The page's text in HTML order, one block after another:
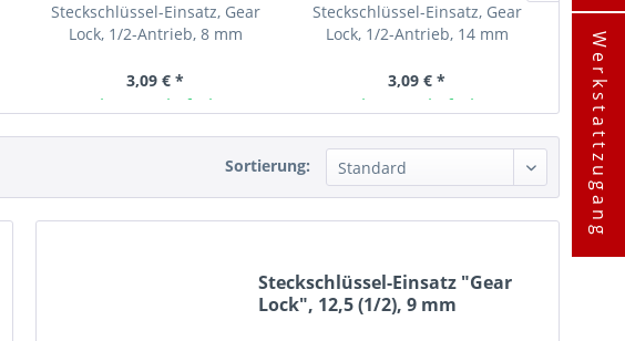
Steckschlüssel-Einsatz, Gear
Lock, 1/2-Antrieb, 8 mm
3,09 € *
Ab Lager lieferbar
Steckschlüssel-Einsatz, Gear
Lock, 1/2-Antrieb, 14 mm
3,09 € *
Ab Lager lieferbar
Sortierung:
Steckschlüssel-Einsatz "Gear
Lock", 12,5 (1/2), 9 mm
Werkstattzugang